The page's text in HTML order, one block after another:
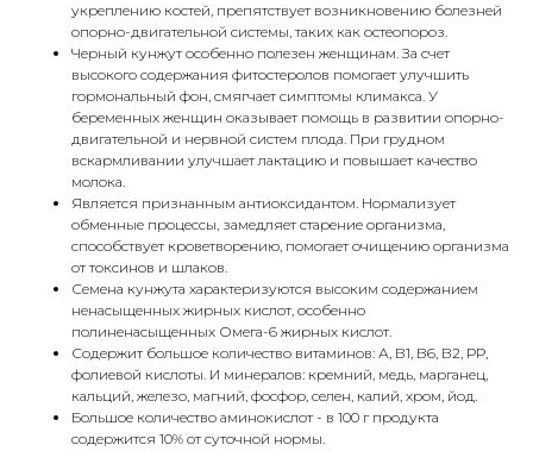
укреплению костей, препятствует возникновению болезней
опорно-двигательной системы, таких как остеопороз.
Черный кунжут особенно полезен женщинам. За счет
высокого содержания фитостеролов помогает улучшить
гормональный фон, смягчает симптомы климакса. У
беременных женщин оказывает помощь в развитии опорно-
двигательной и нервной систем плода. При грудном
вскармливании улучшает лактацию и повышает качество
молока.
Является признанным антиоксидантом. Нормализует
обменные процессы, замедляет старение организма,
способствует кроветворению, помогает очищению организма
от токсинов и шлаков.
Семена кунжута характеризуются высоким содержанием
ненасыщенных жирных кислот, особенно
полиненасыщенных Омега-6 жирных кислот.
Содержит большое количество витаминов: А, В1, В6, В2, РР,
фолиевой кислоты. И минералов: кремний, медь, марганец,
кальций, железо, магний, фосфор, селен, калий, хром, йод.
Большое количество аминокислот - в 100 г продукта
содержится 10% от суточной нормы.